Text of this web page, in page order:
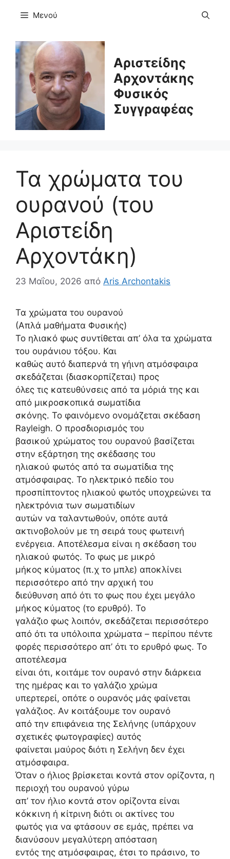
Μενού
Αριστείδης
Αρχοντάκης
Φυσικός
Συγγραφέας
Τα χρώματα του
ουρανού (του
Αριστείδη
Αρχοντάκη)
23 Μαΐου, 2026 από Aris Archontakis
Τα χρώματα του ουρανού
(Απλά μαθήματα Φυσικής)
Το ηλιακό φως συντίθεται απ’ όλα τα χρώματα
του ουράνιου τόξου. Και
καθώς αυτό διαπερνά τη γήινη ατμόσφαιρα
σκεδάζεται (διασκορπίζεται) προς
όλες τις κατευθύνσεις από τα μόριά της και
από μικροσκοπικά σωματίδια
σκόνης. Το φαινόμενο ονομάζεται σκέδαση
Rayleigh. Ο προσδιορισμός του
βασικού χρώματος του ουρανού βασίζεται
στην εξάρτηση της σκέδασης του
ηλιακού φωτός από τα σωματίδια της
ατμόσφαιρας. Το ηλεκτρικό πεδίο του
προσπίπτοντος ηλιακού φωτός υποχρεώνει τα
ηλεκτρόνια των σωματιδίων
αυτών να ταλαντωθούν, οπότε αυτά
ακτινοβολούν με τη σειρά τους φωτεινή
ενέργεια. Αποτέλεσμα είναι η σκέδαση του
ηλιακού φωτός. Το φως με μικρό
μήκος κύματος (π.χ το μπλε) αποκλίνει
περισσότερο από την αρχική του
διεύθυνση από ότι το φως που έχει μεγάλο
μήκος κύματος (το ερυθρό). Το
γαλάζιο φως λοιπόν, σκεδάζεται περισσότερο
από ότι τα υπόλοιπα χρώματα – περίπου πέντε
φορές περισσότερο απ’ ότι το ερυθρό φως. Το
αποτέλεσμα
είναι ότι, κοιτάμε τον ουρανό στην διάρκεια
της ημέρας και το γαλάζιο χρώμα
υπερτερεί, οπότε ο ουρανός μάς φαίνεται
γαλάζιος. Αν κοιτάξουμε τον ουρανό
από την επιφάνεια της Σελήνης (υπάρχουν
σχετικές φωτογραφίες) αυτός
φαίνεται μαύρος διότι η Σελήνη δεν έχει
ατμόσφαιρα.
Όταν ο ήλιος βρίσκεται κοντά στον ορίζοντα, η
περιοχή του ουρανού γύρω
απ’ τον ήλιο κοντά στον ορίζοντα είναι
κόκκινη ή κίτρινη διότι οι ακτίνες του
φωτός για να φτάσουν σε εμάς, πρέπει να
διανύσουν μεγαλύτερη απόσταση
εντός της ατμόσφαιρας, έτσι το πράσινο, το